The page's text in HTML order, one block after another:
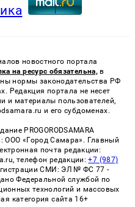
новостного портала
на ресурс обязательна, в
нормы законодательства РФ
Редакция портала не несет
и материалы пользователей,
и его субдоменах.
PROGORODSAMARA
«Город Самара». Главный
почта редакции:
телефон редакции:+7 (987)
СМИ: ЭЛ № ФС 77 -
Федеральной службой по
технологий и массовых
категория сайта 16+